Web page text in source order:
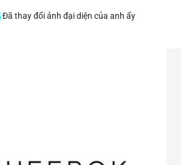
Đã thay đổi ảnh đại diện của anh ấy